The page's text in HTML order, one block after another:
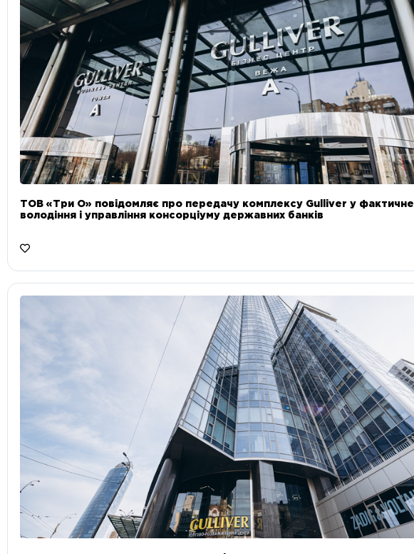
ТОВ «Три О» повідомляє про передачу комплексу Gulliver у фактичне
володіння і управління консорціуму державних банків